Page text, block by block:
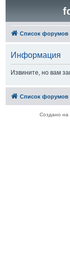
Список форумов
Информация
Извините, но вам
Список форумов
Создано на